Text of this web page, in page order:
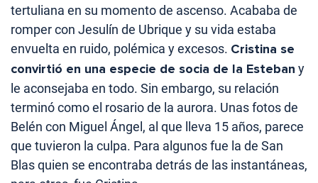
tertuliana en su momento de ascenso. Acababa de
romper con Jesulín de Ubrique y su vida estaba
envuelta en ruido, polémica y excesos. Cristina se
convirtió en una especie de socia de la Esteban y
le aconsejaba en todo. Sin embargo, su relación
terminó como el rosario de la aurora. Unas fotos de
Belén con Miguel Ángel, al que lleva 15 años, parece
que tuvieron la culpa. Para algunos fue la de San
Blas quien se encontraba detrás de las instantáneas,